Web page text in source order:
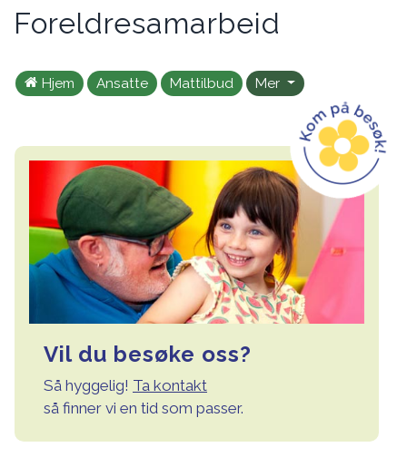
Foreldresamarbeid
Hjem Ansatte Mattilbud Mer
Vil du besøke oss?
Så hyggelig! Ta kontakt
så finner vi en tid som passer.